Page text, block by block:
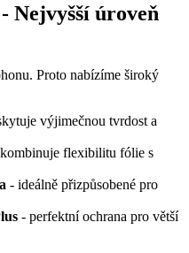
Nejvyšší úroveň
Proto nabízíme široký
výjimečnou tvrdost a
flexibilitu fólie s
- ideálně přizpůsobené pro
- perfektní ochrana pro větší